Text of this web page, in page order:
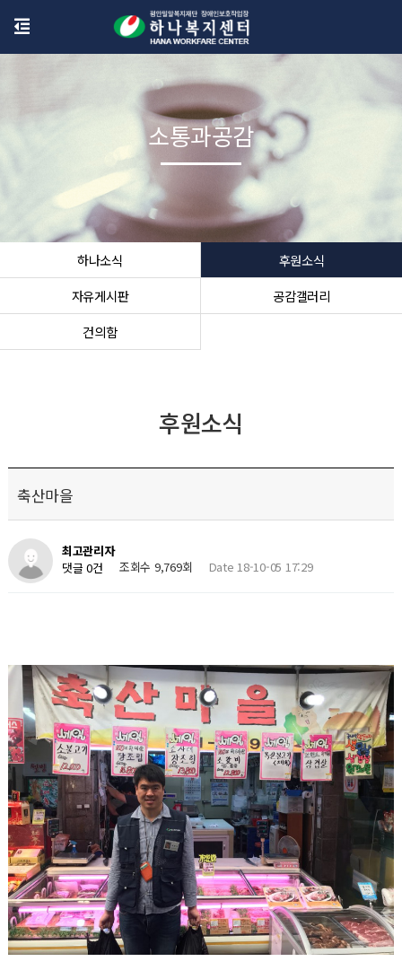
하나소식
후원소식
자유게시판
공감갤러리
건의함
소통과공감
후원소식
축산마을
최고관리자
댓글 0건
조회수 9,769회 Date 18-10-05 17:29